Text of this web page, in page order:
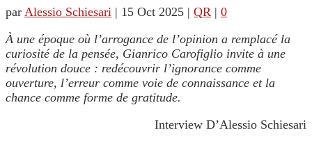
par Alessio Schiesari | 15 Oct 2025 | QR | 0
À une époque où l’arrogance de l’opinion a remplacé la
curiosité de la pensée, Gianrico Carofiglio invite à une
révolution douce : redécouvrir l’ignorance comme
ouverture, l’erreur comme voie de connaissance et la
chance comme forme de gratitude.
Interview D’Alessio Schiesari